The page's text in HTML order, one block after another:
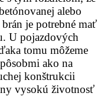
alebo
je potrebné mať
U pojazdových
tomu môžeme
ako na
konštrukcii
vysokú životnosť